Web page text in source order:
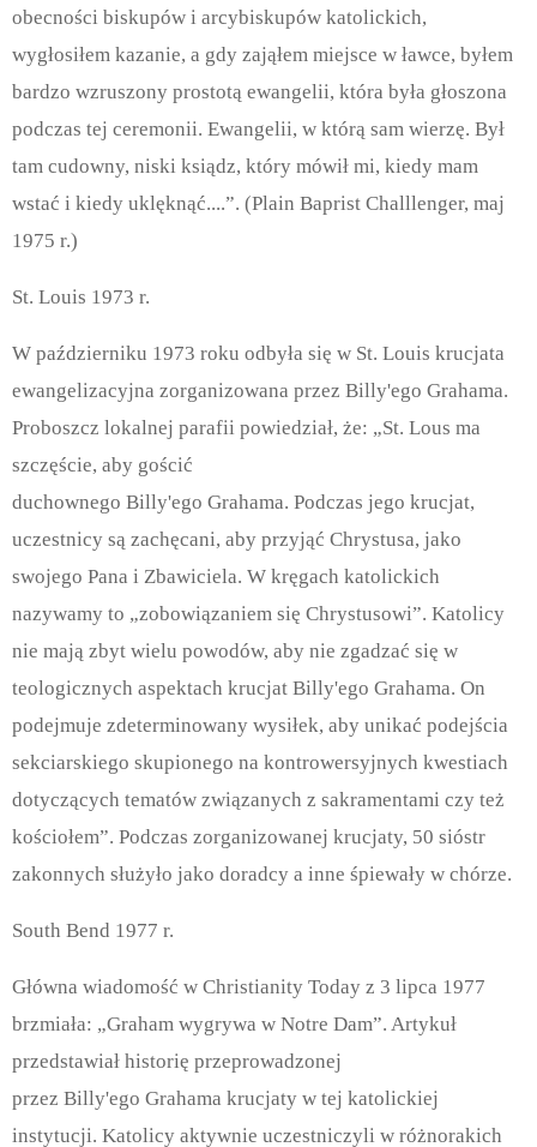
obecności biskupów i arcybiskupów katolickich,
wygłosiłem kazanie, a gdy zająłem miejsce w ławce, byłem
bardzo wzruszony prostotą ewangelii, która była głoszona
podczas tej ceremonii. Ewangelii, w którą sam wierzę. Był
tam cudowny, niski ksiądz, który mówił mi, kiedy mam
wstać i kiedy uklęknąć....”. (Plain Baprist Challlenger, maj
1975 r.)
St. Louis 1973 r.
W październiku 1973 roku odbyła się w St. Louis krucjata
ewangelizacyjna zorganizowana przez Billy'ego Grahama.
Proboszcz lokalnej parafii powiedział, że: „St. Lous ma
szczęście, aby gościć
duchownego Billy'ego Grahama. Podczas jego krucjat,
uczestnicy są zachęcani, aby przyjąć Chrystusa, jako
swojego Pana i Zbawiciela. W kręgach katolickich
nazywamy to „zobowiązaniem się Chrystusowi”. Katolicy
nie mają zbyt wielu powodów, aby nie zgadzać się w
teologicznych aspektach krucjat Billy'ego Grahama. On
podejmuje zdeterminowany wysiłek, aby unikać podejścia
sekciarskiego skupionego na kontrowersyjnych kwestiach
dotyczących tematów związanych z sakramentami czy też
kościołem”. Podczas zorganizowanej krucjaty, 50 sióstr
zakonnych służyło jako doradcy a inne śpiewały w chórze.
South Bend 1977 r.
Główna wiadomość w Christianity Today z 3 lipca 1977
brzmiała: „Graham wygrywa w Notre Dam”. Artykuł
przedstawiał historię przeprowadzonej
przez Billy'ego Grahama krucjaty w tej katolickiej
instytucji. Katolicy aktywnie uczestniczyli w różnorakich